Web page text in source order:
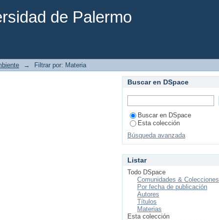
de Palermo
→ Filtrar por: Materia
Buscar en DSpace
Buscar en DSpace
Esta colección
Búsqueda avanzada
Listar
Todo DSpace
Comunidades & Colecciones
Por fecha de publicación
Autores
Títulos
Materias
Esta colección